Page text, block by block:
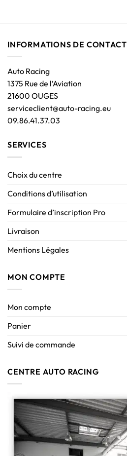
INFORMATIONS DE CONTACT
Auto Racing
1375 Rue de l’Aviation
21600 OUGES
serviceclient@auto-racing.eu
09.86.41.37.03
SERVICES
Choix du centre
Conditions d’utilisation
Formulaire d’inscription Pro
Livraison
Mentions Légales
MON COMPTE
Mon compte
Panier
Suivi de commande
CENTRE AUTO RACING